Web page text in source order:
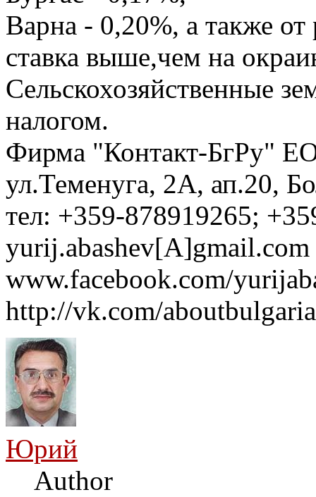
Варна - 0,20%, а также
ставка выше,чем на
Сельскохозяйственные
налогом.
Фирма "Контакт-БгРу"
ул.Теменуга, 2А, ап.20,
тел: +359-878919265;
yurij.abashev[A]gmail.com
www.facebook.com/
http://vk.com/aboutbulgaria
Юрий
Author